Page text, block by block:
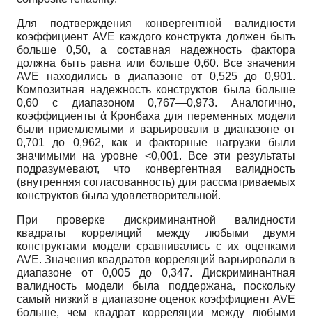
Для подтверждения конвергентной валидности
коэффициент AVE каждого конструкта должен быть
больше 0,50, а составная надежность фактора
должна быть равна или больше 0,60. Все значения
AVE находились в диапазоне от 0,525 до 0,901.
Композитная надежность конструктов была больше
0,60 с диапазоном 0,767—0,973. Аналогично,
коэффициенты ά Кронбаха для переменных модели
были приемлемыми и варьировали в диапазоне от
0,701 до 0,962, как и факторные нагрузки были
значимыми на уровне <0,001. Все эти результаты
подразумевают, что конвергентная валидность
(внутренняя согласованность) для рассматриваемых
конструктов была удовлетворительной.
При проверке дискриминантной валидности
квадраты корреляций между любыми двумя
конструктами модели сравнивались с их оценками
AVE. Значения квадратов корреляций варьировали в
диапазоне от 0,005 до 0,347. Дискриминантная
валидность модели была поддержана, поскольку
самый низкий в диапазоне оценок коэффициент AVE
больше, чем квадрат корреляции между любыми